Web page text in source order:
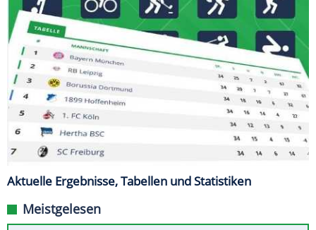
Aktuelle Ergebnisse, Tabellen und Statistiken
Meistgelesen